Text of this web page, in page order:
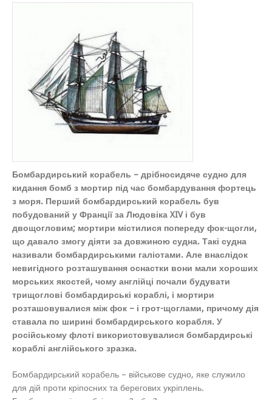
Бомбардирський корабель – дрібносидяче судно для
кидання бомб з мортир під час бомбардування фортець
з моря. Перший бомбардирський корабель був
побудований у Франції за Людовіка XIV і був
двощогловим; мортири містилися попереду фок-щогли,
що давало змогу діяти за довжиною судна. Такі судна
називали бомбардирськими галіотами. Але внаслідок
невигідного розташування оснастки вони мали хороших
морських якостей, чому англійці почали будувати
трищоглові бомбардирські кораблі, і мортири
розташовувалися між фок – і грот-щоглами, причому дія
ставала по ширині бомбардирського корабля. У
російському флоті використовувалися бомбардирські
кораблі англійського зразка.
Бомбардирський корабель – військове судно, яке служило
для дій проти кріпосних та берегових укріплень.